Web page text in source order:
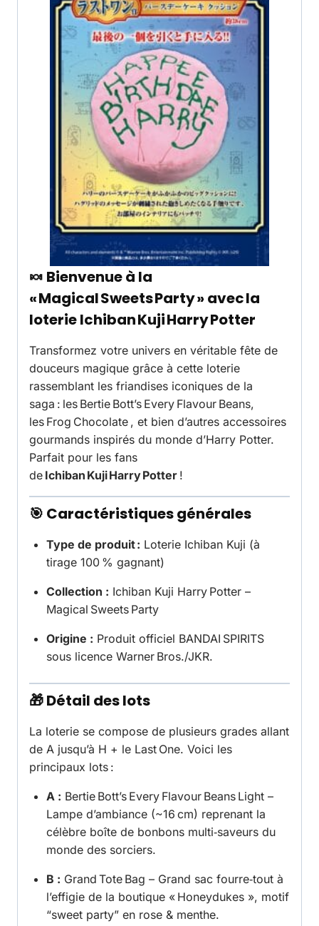
🍬 Bienvenue à la
« Magical Sweets Party » avec la
loterie Ichiban Kuji Harry Potter
Transformez votre univers en véritable fête de
douceurs magique grâce à cette loterie
rassemblant les friandises iconiques de la
saga : les Bertie Bott’s Every Flavour Beans,
les Frog Chocolate , et bien d’autres accessoires
gourmands inspirés du monde d’Harry Potter.
Parfait pour les fans
de Ichiban Kuji Harry Potter !
🎯 Caractéristiques générales
Type de produit : Loterie Ichiban Kuji (à
tirage 100 % gagnant)
Collection : Ichiban Kuji Harry Potter –
Magical Sweets Party
Origine : Produit officiel BANDAI SPIRITS
sous licence Warner Bros./JKR.
🎁 Détail des lots
La loterie se compose de plusieurs grades allant
de A jusqu’à H + le Last One. Voici les
principaux lots :
A : Bertie Bott’s Every Flavour Beans Light –
Lampe d’ambiance (~16 cm) reprenant la
célèbre boîte de bonbons multi‑saveurs du
monde des sorciers.
B : Grand Tote Bag – Grand sac fourre‑tout à
l’effigie de la boutique « Honeydukes », motif
“sweet party” en rose & menthe.